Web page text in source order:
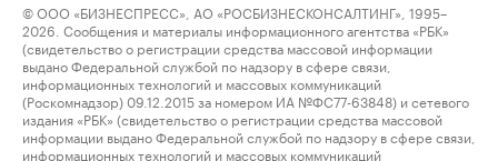
© ООО «БИЗНЕСПРЕСС», АО «РОСБИЗНЕСКОНСАЛТИНГ», 1995–
2026. Сообщения и материалы информационного агентства «РБК»
(свидетельство о регистрации средства массовой информации
выдано Федеральной службой по надзору в сфере связи,
информационных технологий и массовых коммуникаций
(Роскомнадзор) 09.12.2015 за номером ИА №ФС77-63848) и сетевого
издания «РБК» (свидетельство о регистрации средства массовой
информации выдано Федеральной службой по надзору в сфере связи,
информационных технологий и массовых коммуникаций